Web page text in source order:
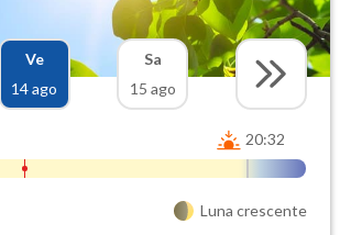
Ve
14 ago
Sa
15 ago
20:32
Luna crescente